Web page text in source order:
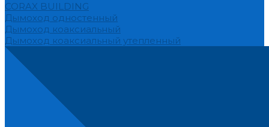
CORAX BUILDING
Дымоход одностенный
Дымоход коаксиальный
Дымоход коаксиальный утепленный